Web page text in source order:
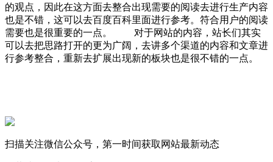
的观点，因此在这方面去整合出现需要的阅读去进行生产内容
也是不错，这可以去百度百科里面进行参考。符合用户的阅读
需要也是很重要的一点。 对于网站的内容，站长们其实
可以去把思路打开的更为广阔，去讲多个渠道的内容和文章进
行参考整合，重新去扩展出现新的板块也是很不错的一点。
扫描关注微信公众号，第一时间获取网站最新动态